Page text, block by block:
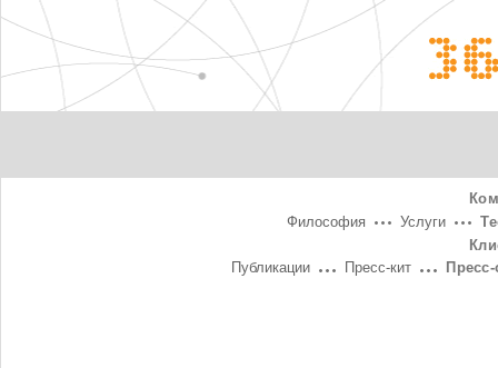
Услуги
Философия
Пресс-кит
Публикации